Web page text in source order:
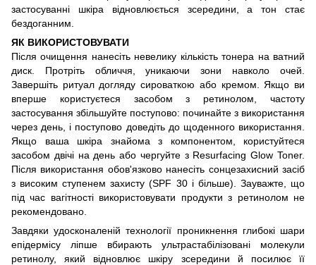
застосуванні шкіра відновлюється зсередини, а тон стає
бездоганним.
ЯК ВИКОРИСТОВУВАТИ
Після очищення нанесіть невелику кількість тонера на ватний
диск. Протріть обличчя, уникаючи зони навколо очей.
Завершіть ритуал догляду сироваткою або кремом. Якщо ви
вперше користуєтеся засобом з ретинолом, частоту
застосування збільшуйте поступово: починайте з використання
через день, і поступово доведіть до щоденного використання.
Якщо ваша шкіра знайома з компонентом, користуйтеся
засобом двічі на день або чергуйте з Resurfacing Glow Toner.
Після використання обов'язково нанесіть сонцезахисний засіб
з високим ступенем захисту (SPF 30 і більше). Зауважте, що
під час вагітності використовувати продукти з ретинолом не
рекомендовано.
Завдяки удосконаленій технології проникнення глибокі шари
епідермісу ліпше вбирають ультрастабілізовані молекули
ретинолу, який відновлює шкіру зсередини й посилює її